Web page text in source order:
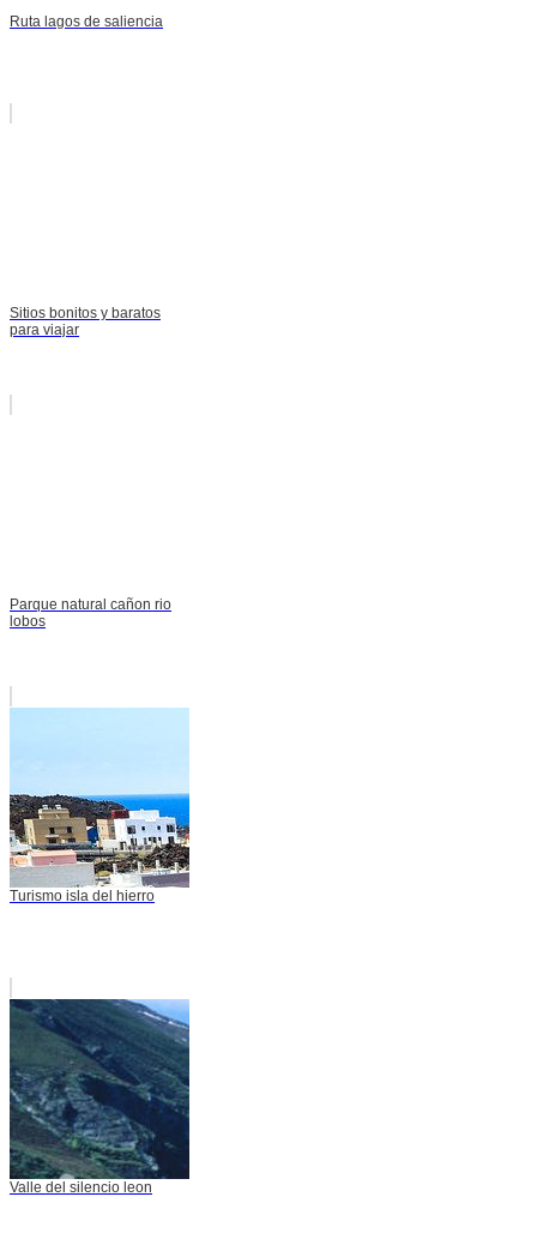
Ruta lagos de saliencia
Sitios bonitos y baratos
para viajar
Parque natural cañon rio
lobos
Turismo isla del hierro
Valle del silencio leon